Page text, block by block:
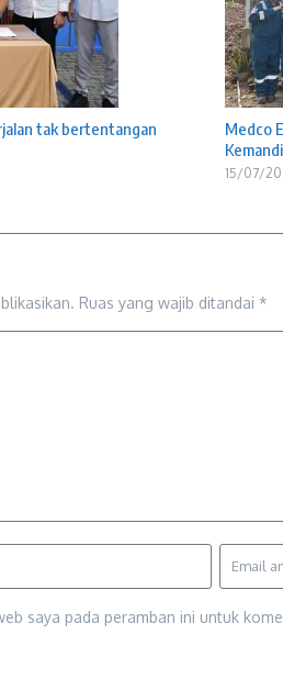
tak bertentangan
Medco
15/07/
Ruas yang wajib ditandai *
saya pada peramban ini untuk